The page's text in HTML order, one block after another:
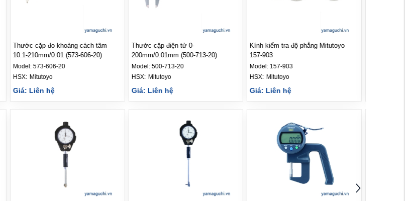
Thước cặp đo khoảng cách tâm
10.1-210mm/0.01 (573-606-20)
Model: 573-606-20
HSX: Mitutoyo
Giá: Liên hệ
Thước cặp điện tử 0-
200mm/0.01mm (500-713-20)
Model: 500-713-20
HSX: Mitutoyo
Giá: Liên hệ
Kính kiểm tra độ phẳng Mitutoyo
157-903
Model:157-903
Mitutoyo
Giá: Liên hệ